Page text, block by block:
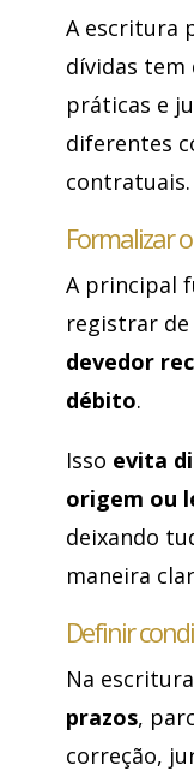
A escritura
dívidas tem
práticas e
diferentes
contratuais.
Formalizar
A principal
registrar
devedor
débito.
Isso evita
origem ou
deixando
maneira
Definir
Na
prazos,
correção,